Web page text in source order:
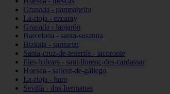
Granada - pampaneira
La-rioja - ezcaray
Granada - lanjarón
Barcelona - santa-susanna
Bizkaia - santurtzi
Santa-cruz-de-tenerife - tacoronte
Illes-balears - sant-llorenç-des-cardassar
Huesca - sallent-de-gállego
La-rioja - haro
Sevilla - dos-hermanas